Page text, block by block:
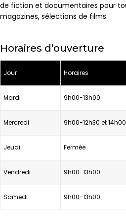
de fiction et documentaires pour
magazines, sélections de films.
Horaires d’ouverture
Jour Horaires
Mardi 9h00-13h00
Mercredi 9h00-12h30 et
Jeudi Fermée
Vendredi 9h00-13h00
Samedi 9h00-13h00